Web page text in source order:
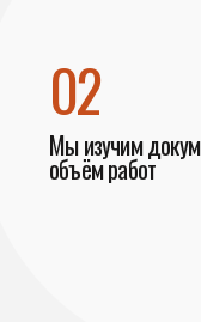
02
Мы изучим
объём работ